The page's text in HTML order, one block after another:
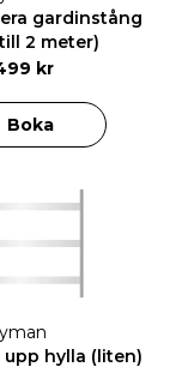
gardinstång
2 meter)
kr
Boka
upp hylla (liten)